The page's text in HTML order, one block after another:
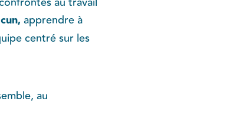
apprendre à
centré sur les
au